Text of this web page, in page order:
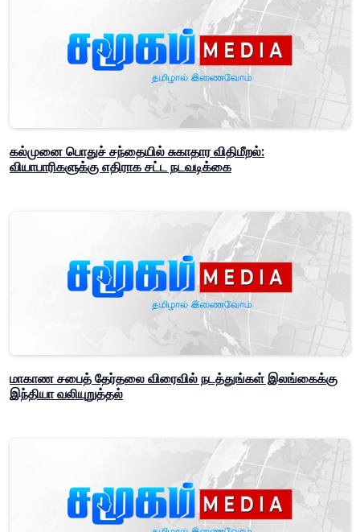
கல்முனை பொதுச் சந்தையில் சுகாதார விதிமீறல்:
வியாபாரிகளுக்கு எதிராக சட்ட நடவடிக்கை
மாகாண சபைத் தேர்தலை விரைவில் நடத்துங்கள் இலங்கைக்கு
இந்தியா வலியுறுத்தல்